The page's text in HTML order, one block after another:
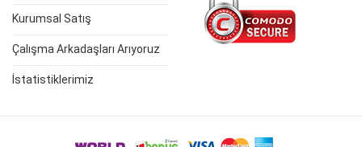
Kurumsal Satış
Çalışma Arkadaşları Arıyoruz
İstatistiklerimiz